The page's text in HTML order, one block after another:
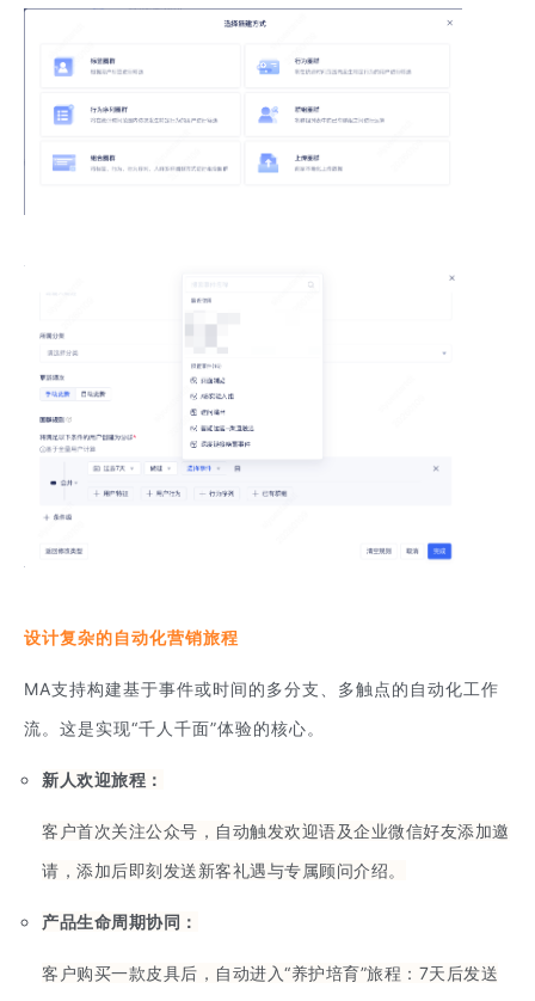
设计复杂的自动化营销旅程
MA支持构建基于事件或时间的多分支、多触点的自动化工作
流。这是实现“千人千面”体验的核心。
新人欢迎旅程：
客户首次关注公众号，自动触发欢迎语及企业微信好友添加邀
请，添加后即刻发送新客礼遇与专属顾问介绍。
产品生命周期协同：
客户购买一款皮具后，自动进入“养护培育”旅程：7天后发送